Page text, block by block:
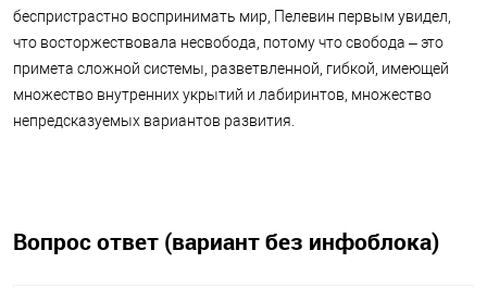
беспристрастно воспринимать мир, Пелевин первым увидел,
что восторжествовала несвобода, потому что свобода – это
примета сложной системы, разветвленной, гибкой, имеющей
множество внутренних укрытий и лабиринтов, множество
непредсказуемых вариантов развития.
Вопрос ответ (вариант без инфоблока)